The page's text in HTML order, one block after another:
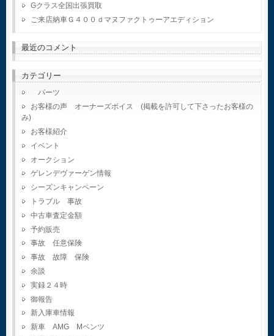
Gクラス全国出張買取
ご来店納車Ｇ４００ｄマヌファクトゥーアエディション
最近のコメント
カテゴリー
パーツ
お客様の声 オーナーズボイス (掲載を許可して下さったお客様の
み)
お客様紹介
イベント
オークション
ゲレンデヴァーゲン情報
シーズンキャンペーン
トラブル 事故
中古車査定金額
予約販売
事故 任意保険
事故 故障 保険
余談
実録２４時
御報告
新入庫車情報
新車 AMG Mベンツ